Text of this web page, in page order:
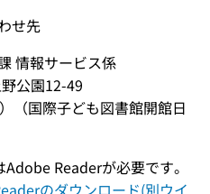
せ先
情報サービス係
公園12-49
（国際子ども図書館開館日
Readerが必要です。
のダウンロード(別ウイ